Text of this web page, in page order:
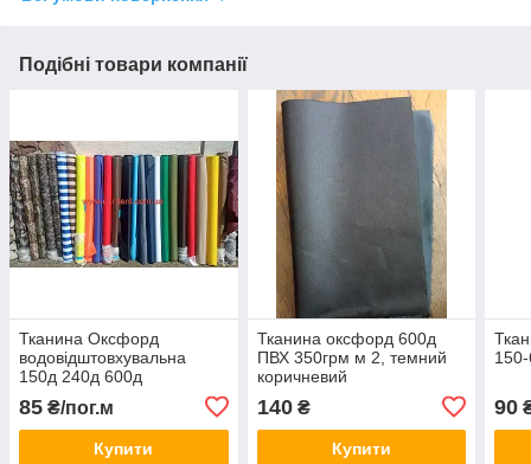
Подібні товари компанії
Тканина Оксфорд
водовідштовхувальна
150д 240д 600д
85 ₴/пог.м
Купити
Тканина оксфорд 600д
ПВХ 350грм м 2, темний
коричневий
140₴
Купити
90